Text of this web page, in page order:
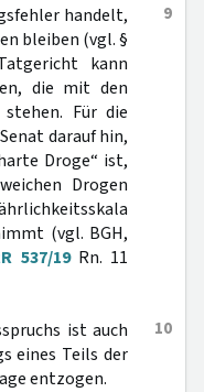
9
handelt,
bleiben (vgl. §
kann
die mit den
Für die
darauf hin,
Droge“ ist,
Drogen
(vgl. BGH,
537/19Rn. 11
10
ist auch
eines Teils der
entzogen.